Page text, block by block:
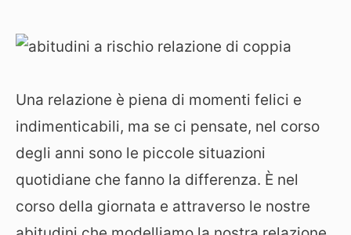
Una relazione è piena di momenti felici e
indimenticabili, ma se ci pensate, nel corso
degli anni sono le piccole situazioni
quotidiane che fanno la differenza. È nel
corso della giornata e attraverso le nostre